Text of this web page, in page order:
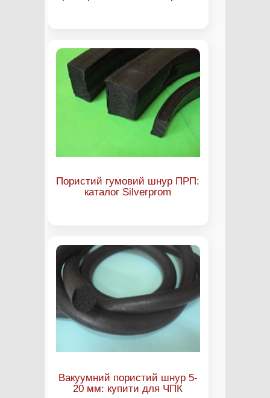
Пористий гумовий шнур ПРП:
каталог Silverprom
Вакуумний пористий шнур 5-
20 мм: купити для ЧПК